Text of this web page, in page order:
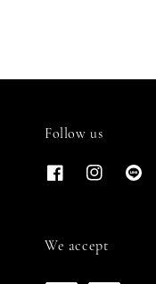
Follow us
We accept